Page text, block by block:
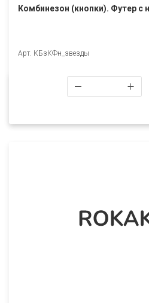
Комбинезон (кнопки). Футер с
Арт. КБзКФн_звезды